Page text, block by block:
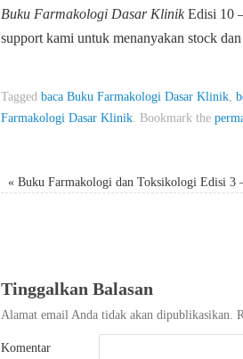
Buku Farmakologi Dasar KlinikEdisi 10
support kami untuk menanyakan stock
Tagged baca Buku Farmakologi Dasar Klinik
Farmakologi Dasar Klinik Bookmark the
« Buku Farmakologi dan Toksikologi Edisi 3
Tinggalkan Balasan
Alamat email Anda tidak akan dipublikasikan.
Komentar